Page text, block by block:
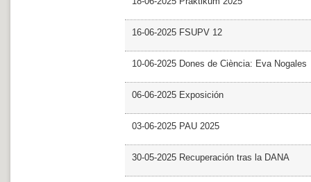
16-06-2025 FSUPV 12
10-06-2025 Dones de Ciència: Eva Nogales
06-06-2025 Exposición
03-06-2025 PAU 2025
30-05-2025 Recuperación tras la DANA